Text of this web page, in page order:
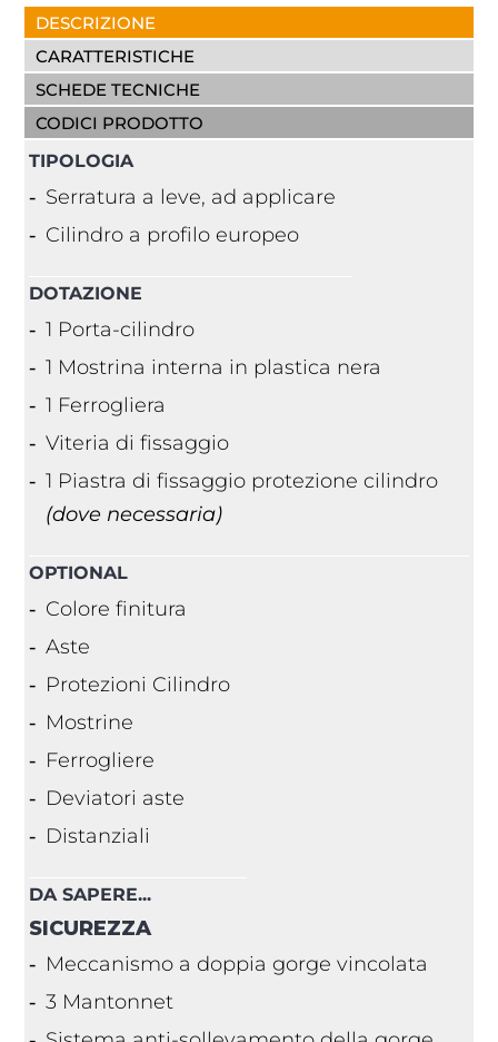
DESCRIZIONE
CARATTERISTICHE
SCHEDE TECNICHE
CODICI PRODOTTO
TIPOLOGIA
Serratura a leve, ad applicare
Cilindro a profilo europeo
DOTAZIONE
1 Porta-cilindro
1 Mostrina interna in plastica nera
1 Ferrogliera
Viteria di fissaggio
1 Piastra di fissaggio protezione cilindro
(dove necessaria)
OPTIONAL
Colore finitura
Aste
Protezioni Cilindro
Mostrine
Ferrogliere
Deviatori aste
Distanziali
DA SAPERE...
SICUREZZA
Meccanismo a doppia gorge vincolata
3 Mantonnet